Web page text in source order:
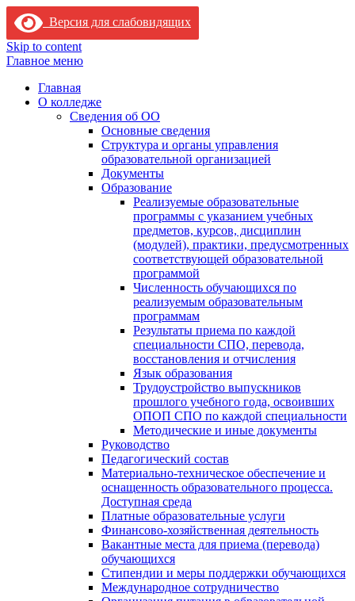
Версия для слабовидящих
Skip to content
Главное меню
Главная
О колледже
Сведения об ОО
Основные сведения
Структура и органы управления
образовательной организацией
Документы
Образование
Реализуемые образовательные
программы с указанием учебных
предметов, курсов, дисциплин
(модулей), практики, предусмотренных
соответствующей образовательной
программой
Численность обучающихся по
реализуемым образовательным
программам
Результаты приема по каждой
специальности СПО, перевода,
восстановления и отчисления
Язык образования
Трудоустройство выпускников
прошлого учебного года, освоивших
ОПОП СПО по каждой специальности
Методические и иные документы
Руководство
Педагогический состав
Материально-техническое обеспечение и
оснащенность образовательного процесса.
Доступная среда
Платные образовательные услуги
Финансово-хозяйственная деятельность
Вакантные места для приема (перевода)
обучающихся
Стипендии и меры поддержки обучающихся
Международное сотрудничество